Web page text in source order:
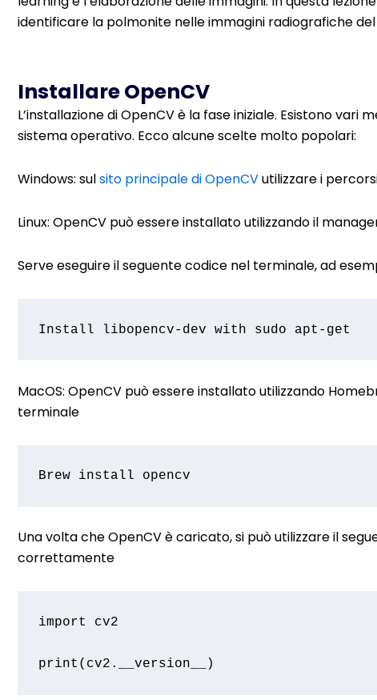
identificare la polmonite nelle immagini radiografiche
Installare OpenCV
L’installazione di OpenCV è la fase iniziale. Esistono
sistema operativo. Ecco alcune scelte molto popolari:
Windows: sulsito principale di OpenCVutilizzare i
Linux: OpenCV può essere installato utilizzando il
Serve eseguire il seguente codice nel terminale, ad
Install libopencv-dev with sudo apt-get
MacOS: OpenCV può essere installato utilizzando
terminale
Brew install opencv
Una volta che OpenCV è caricato, si può utilizzare il
correttamente
import cv2
print(cv2.__version__)